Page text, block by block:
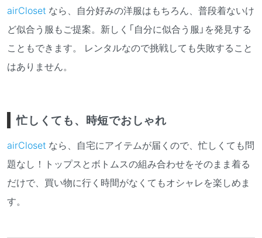
airCloset なら、自分好みの洋服はもちろん、普段着ないけ
ど似合う服もご提案。新しく「自分に似合う服」を発見する
こともできます。 レンタルなので挑戦しても失敗すること
はありません。
忙しくても、時短でおしゃれ
airCloset なら、自宅にアイテムが届くので、忙しくても問
題なし！トップスとボトムスの組み合わせをそのまま着る
だけで、買い物に行く時間がなくてもオシャレを楽しめま
す。